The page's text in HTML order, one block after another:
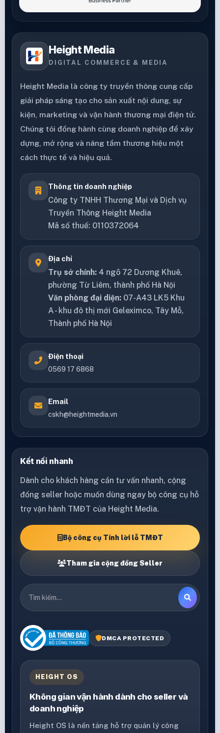
Height Media
DIGITAL COMMERCE & MEDIA
Height Media là công ty truyền thông cung cấp
giải pháp sáng tạo cho sản xuất nội dung, sự
kiện, marketing và vận hành thương mại điện tử.
Chúng tôi đồng hành cùng doanh nghiệp để xây
dựng, mở rộng và nâng tầm thương hiệu một
cách thực tế và hiệu quả.
Thông tin doanh nghiệp
Công ty TNHH Thương Mại và Dịch vụ
Truyền Thông Height Media
Mã số thuế: 0110372064
Địa chỉ
Trụ sở chính: 4 ngõ 72 Dương Khuê,
phường Từ Liêm, thành phố Hà Nội
Văn phòng đại diện: 07-A43 LK5 Khu
A - khu đô thị mới Geleximco, Tây Mỗ,
Thành phố Hà Nội
Điện thoại
0569 17 6868
Email
cskh@heightmedia.vn
Kết nối nhanh
Dành cho khách hàng cần tư vấn nhanh, cộng
đồng seller hoặc muốn dùng ngay bộ công cụ hỗ
trợ vận hành TMĐT của Height Media.
Bộ công cụ Tính lời lỗ TMĐT
Tham gia cộng đồng Seller
DMCA PROTECTED
HEIGHT OS
Không gian vận hành dành cho seller và
doanh nghiệp
Height OS là nền tảng hỗ trợ quản lý công